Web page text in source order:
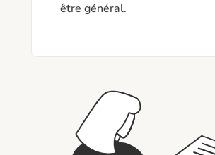
être général.